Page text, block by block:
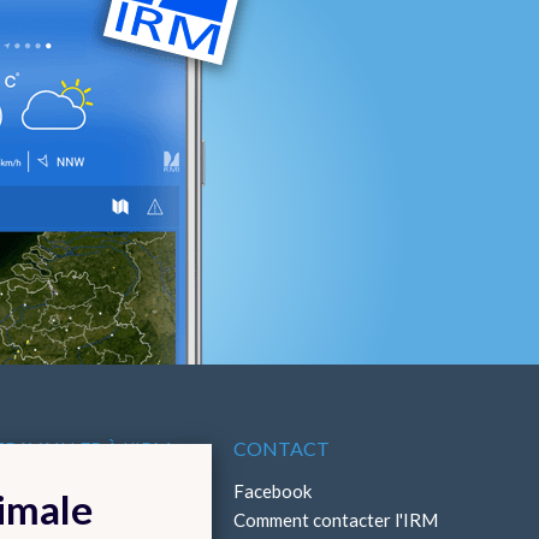
À L'IRM
d'emploi
CONTACT
Facebook
Comment contacter l'IRM